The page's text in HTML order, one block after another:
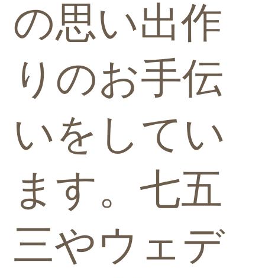
の思い出作
りのお手伝
いをしてい
ます。七五
三やウェデ